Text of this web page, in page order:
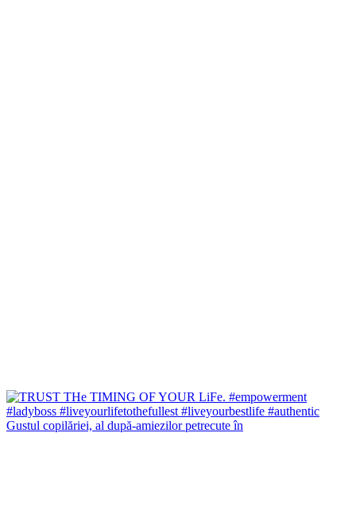
Gustul copilăriei, al după-amiezilor petrecute în